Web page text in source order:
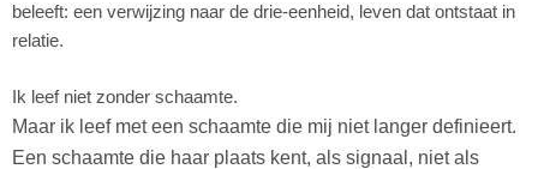
beleeft: een verwijzing naar de drie-eenheid, leven dat ontstaat in
relatie.
Ik leef niet zonder schaamte.
Maar ik leef met een schaamte die mij niet langer definieert.
Een schaamte die haar plaats kent, als signaal, niet als